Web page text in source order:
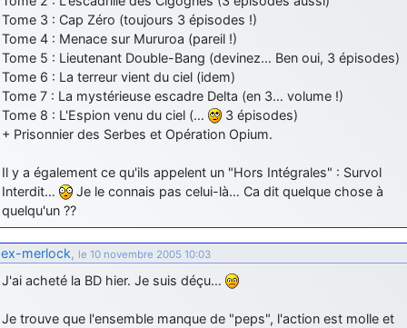
Tome 3 : Cap Zéro (toujours 3 épisodes !)
Tome 4 : Menace sur Mururoa (pareil !)
Tome 5 : Lieutenant Double-Bang (devinez… Ben oui, 3 épisodes)
Tome 6 : La terreur vient du ciel (idem)
Tome 7 : La mystérieuse escadre Delta (en 3… volume !)
Tome 8 : L'Espion venu du ciel (…
3 épisodes)
+ Prisonnier des Serbes et Opération Opium.
Il y a également ce qu'ils appelent un "Hors Intégrales" : Survol
Interdit…
Je le connais pas celui-là… Ca dit quelque chose à
quelqu'un ??
ex-merlock, le 10 novembre 2005 10:03
J'ai acheté la BD hier. Je suis déçu…
Je trouve que l'ensemble manque de "peps", l'action est molle et